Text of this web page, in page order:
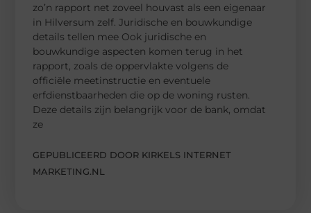
zo’n rapport net zoveel houvast als een eigenaar
in Hilversum zelf. Juridische en bouwkundige
details tellen mee Ook juridische en
bouwkundige aspecten komen terug in het
rapport, zoals de oppervlakte volgens de
officiële meetinstructie en eventuele
erfdienstbaarheden die op de woning rusten.
Deze details zijn belangrijk voor de bank, omdat
ze
GEPUBLICEERD DOOR KIRKELS INTERNET
MARKETING.NL